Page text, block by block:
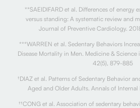
**SAEIDIFARD et al. Differences of energy
versus standing: A systematic review and
Journal of Preventive Cardiology.
***WARREN et al. Sedentary Behaviors
Disease Mortality in Men. Medicine & Science
42(5), 879-885
†DIAZ et al. Patterns of Sedentary Behavior
Aged and Older Adults. Annals of Internal
††CONG et al. Association of sedentary